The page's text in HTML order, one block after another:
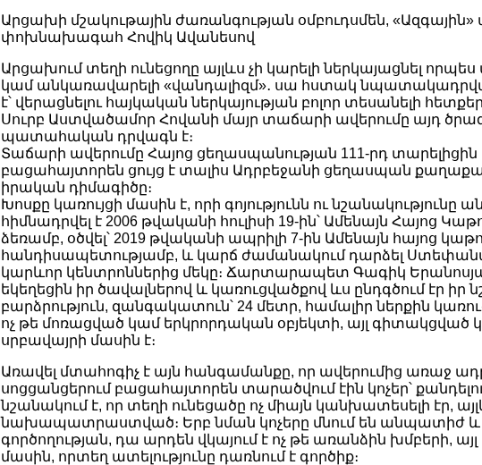
Link
Share
Արցախի մշակութային ժառանգության օմբուդսմեն,
փոխնախագահ Հովիկ Ավանեսով
Արցախում տեղի ունեցողը այլևս չի կարելի ներկայացնել
կամ անկառավարելի «վանդալիզմ»․ սա հստակ
է՝ վերացնելու հայկական ներկայության բոլոր տեսանելի
Սուրբ Աստվածամոր Հովանի մայր տաճարի ավերումը այդ
պատահական դրվագն է։
Տաճարի ավերումը Հայոց ցեղասպանության 111-րդ
բացահայտորեն ցույց է տալիս Ադրբեջանի ցեղասպան
իրական դիմագիծը։
Խոսքը կառույցի մասին է, որի գոյությունն ու նշանակությունը
հիմնադրվել է 2006 թվականի հուլիսի 19-ին՝ Ամենայն Հայոց
ձեռամբ, օծվել՝ 2019 թվականի ապրիլի 7-ին Ամենայն հայոց
հանդիսապետությամբ, և կարճ ժամանակում դարձել
կարևոր կենտրոններից մեկը։ Ճարտարապետ Գագիկ
եկեղեցին իր ծավալներով և կառուցվածքով ևս ընդգծում էր իր
բարձրություն, զանգակատուն՝ 24 մետր, համալիր ներքին
ոչ թե մոռացված կամ երկրորդական օբյեկտի, այլ
սրբավայրի մասին է։
Առավել մտահոգիչ է այն հանգամանքը, որ ավերումից առաջ
սոցցանցերում բացահայտորեն տարածվում էին կոչեր՝
նշանակում է, որ տեղի ունեցածը ոչ միայն կանխատեսելի էր,
նախապատրաստված։ Երբ նման կոչերը մնում են անպատիժ և
գործողության, դա արդեն վկայում է ոչ թե առանձին խմբերի,
մասին, որտեղ ատելությունը դառնում է գործիք։